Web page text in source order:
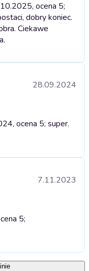
ocena 5;
dobry koniec.
Ciekawe
28.09.2024
ocena 5; super.
7.11.2023
5;